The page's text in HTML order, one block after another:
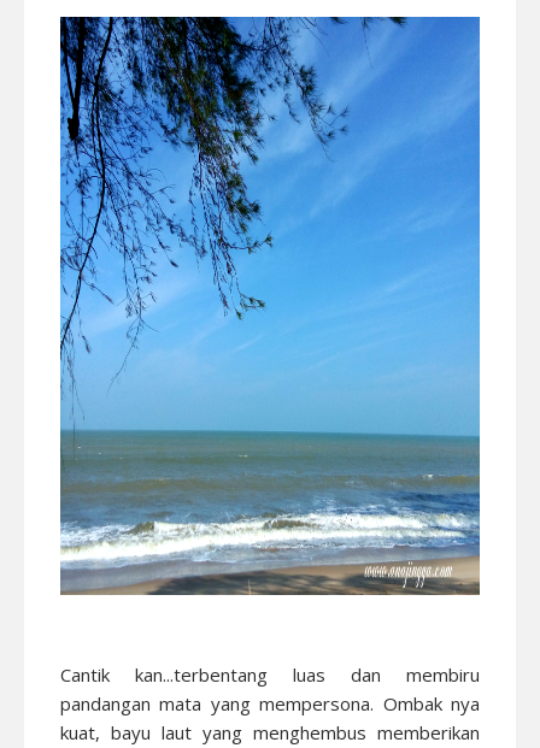
Cantik kan...terbentang luas dan membiru
pandangan mata yang mempersona. Ombak nya
kuat, bayu laut yang menghembus memberikan